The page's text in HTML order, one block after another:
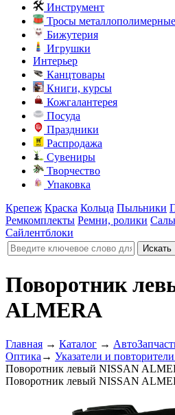
Инструмент
Тросы металлополимерные
Бижутерия
Игрушки
Интерьер
Канцтовары
Книги, курсы
Кожгалантерея
Посуда
Праздники
Распродажа
Сувениры
Творчество
Упаковка
Крепеж Краска Кольца Пыльники
Ремкомплекты Ремни, ролики
Сайлентблоки
Поворотник
ALMERA
Главная → Каталог →
Оптика → Указатели и
Поворотник левый NISSAN
Поворотник левый NISSAN